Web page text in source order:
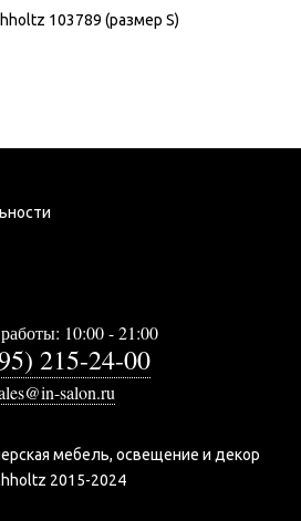
103789 (размер S)
10:00 - 21:00
215-24-00
salon.ru
мебель, освещение и декор
2015-2024